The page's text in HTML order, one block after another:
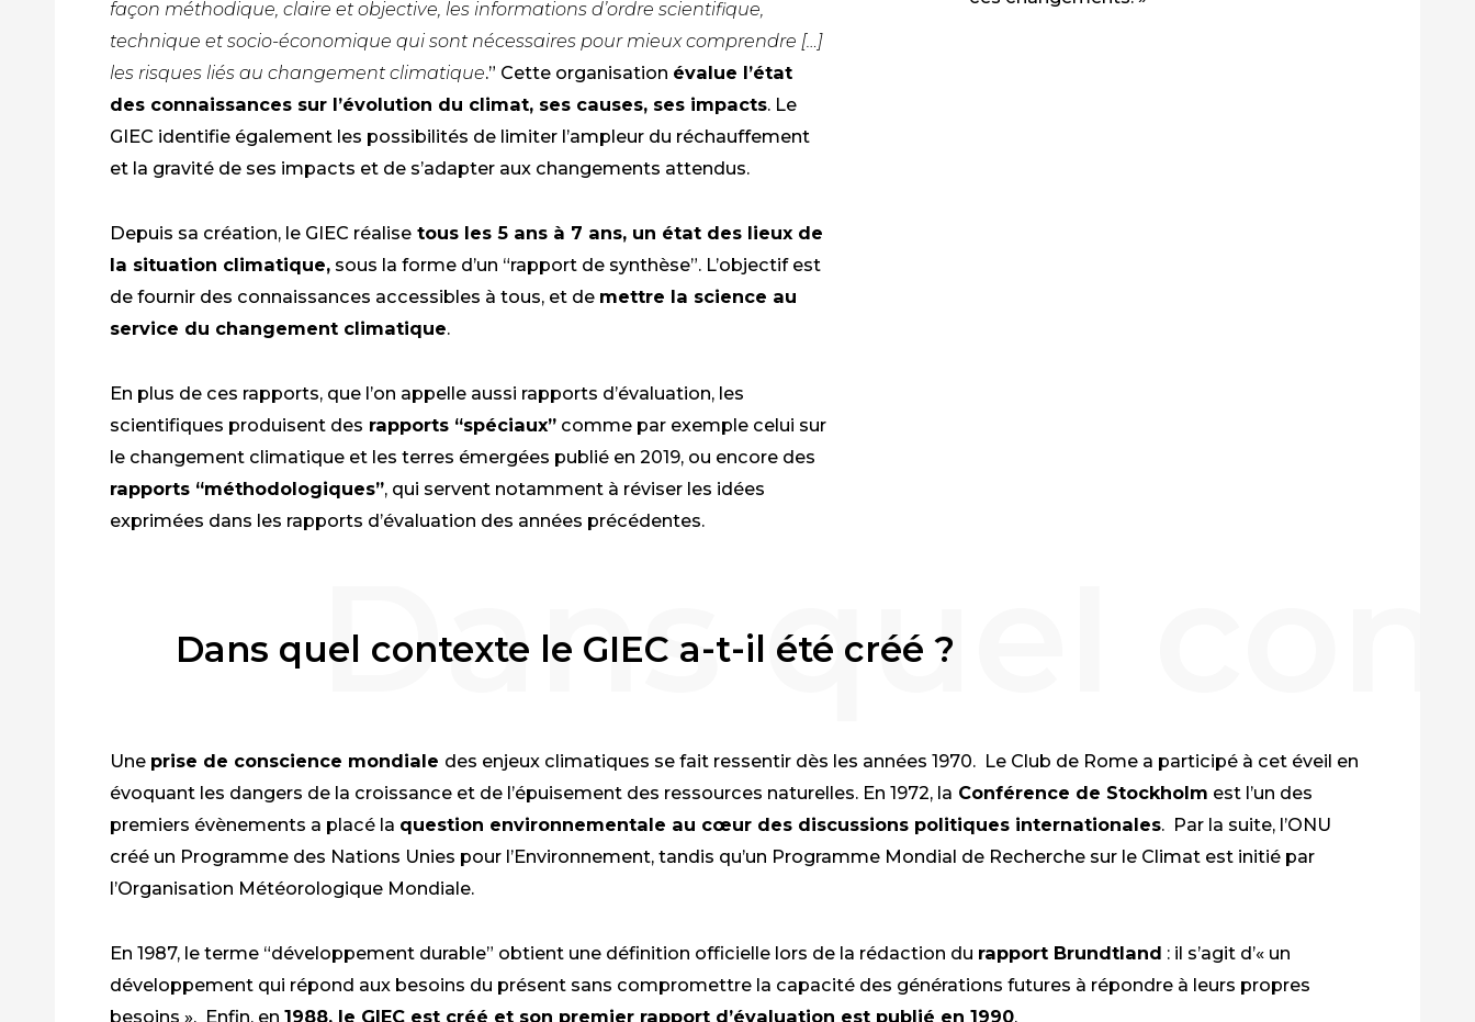
façon méthodique, claire et objective, les informations d’ordre scientifique,
technique et socio-économique qui sont nécessaires pour mieux comprendre […]
les risques liés au changement climatique.” Cette organisation évalue l’état
des connaissances sur l’évolution du climat, ses causes, ses impacts. Le
GIEC identifie également les possibilités de limiter l’ampleur du réchauffement
et la gravité de ses impacts et de s’adapter aux changements attendus.
Depuis sa création, le GIEC réalise tous les 5 ans à 7 ans, un état des lieux de
la situation climatique, sous la forme d’un “rapport de synthèse”. L’objectif est
de fournir des connaissances accessibles à tous, et de mettre la science au
service du changement climatique.
En plus de ces rapports, que l’on appelle aussi rapports d’évaluation, les
scientifiques produisent des rapports “spéciaux” comme par exemple celui sur
le changement climatique et les terres émergées publié en 2019, ou encore des
rapports “méthodologiques”, qui servent notamment à réviser les idées
exprimées dans les rapports d’évaluation des années précédentes.
Dans quel contexte le GIEC a-t-il été créé ?
Une prise de conscience mondiale des enjeux climatiques se fait ressentir dès les années 1970. Le Club de Rome a participé à cet éveil en
évoquant les dangers de la croissance et de l’épuisement des ressources naturelles. En 1972, la Conférence de Stockholm est l’un des
premiers évènements a placé la question environnementale au cœur des discussions politiques internationales. Par la suite, l’ONU
créé un Programme des Nations Unies pour l’Environnement, tandis qu’un Programme Mondial de Recherche sur le Climat est initié par
l’Organisation Météorologique Mondiale.
En 1987, le terme “développement durable” obtient une définition officielle lors de la rédaction du rapport Brundtland : il s’agit d’« un
développement qui répond aux besoins du présent sans compromettre la capacité des générations futures à répondre à leurs propres
besoins ». Enfin, en 1988, le GIEC est créé et son premier rapport d’évaluation est publié en 1990.